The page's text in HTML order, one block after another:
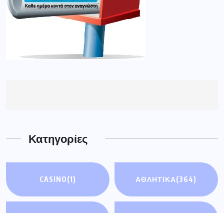
Κατηγορίες
CASINO(1) ΑΘΛΗΤΙΚΑ(364)